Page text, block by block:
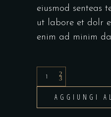
eiusmod senteas
ut labore et dolr
enim ad minim
AGGIUNGI